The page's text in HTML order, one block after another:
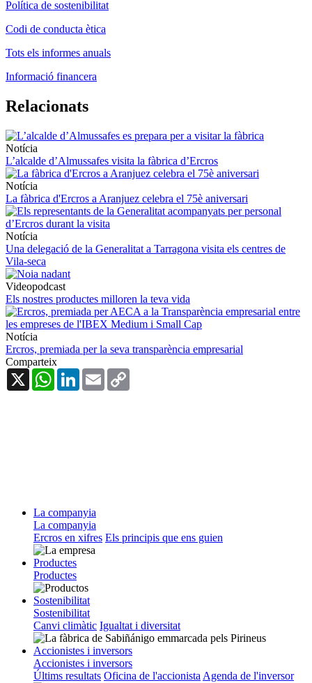
Política de sostenibilitat
Codi de conducta ètica
Tots els informes anuals
Informació financera
Relacionats
Notícia
L’alcalde d’Almussafes visita la fàbrica d’Ercros
Notícia
La fàbrica d'Ercros a Aranjuez celebra el 75è aniversari
Notícia
Una delegació de la Generalitat a Tarragona visita els centres de
Vila-seca
Videopodcast
Els nostres productes milloren la teva vida
Notícia
Ercros, premiada per la seva transparència empresarial
Comparteix
X
WhatsAppLinkedInEmail
La companyia
La companyia
Ercros en xifres Els principis que ens guien
Productes
Productes
Sostenibilitat
Sostenibilitat
Canvi climàtic Igualtat i diversitat
Accionistes i inversors
Accionistes i inversors
Últims resultats Oficina de l'accionista Agenda de l'inversor